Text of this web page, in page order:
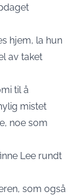
hjem, la hun
av taket
til å
mistet
noe som
Lee rundt
som også